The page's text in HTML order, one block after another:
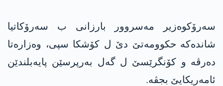
سەرۆکوەزیر مەسروور بارزانی ب سەرۆکاتیا
شاندەکە حکوومەتێ دێ ل کۆشکا سپی، وەزارەتا
دەرڤە و کۆنگرێسێ ل گەل بەرپرسێن پایەبلندێن
ئامەریکایێ بجڤە.